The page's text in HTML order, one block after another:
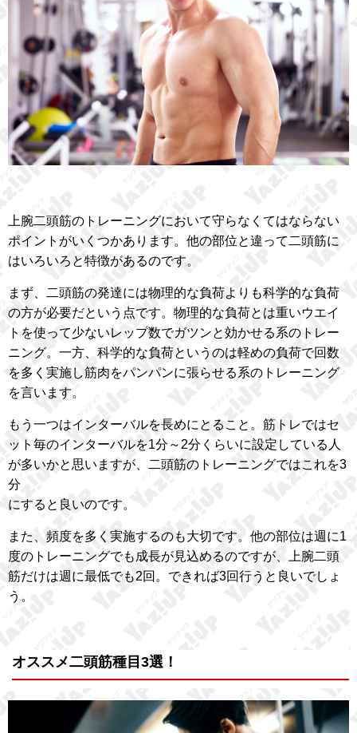
上腕二頭筋のトレーニングにおいて守らなくてはならない
ポイントがいくつかあります。他の部位と違って二頭筋に
はいろいろと特徴があるのです。
まず、二頭筋の発達には物理的な負荷よりも科学的な負荷
の方が必要だという点です。物理的な負荷とは重いウエイ
トを使って少ないレップ数でガツンと効かせる系のトレー
ニング。一方、科学的な負荷というのは軽めの負荷で回数
を多く実施し筋肉をパンパンに張らせる系のトレーニング
を言います。
もう一つはインターバルを長めにとること。筋トレではセ
ット毎のインターバルを1分～2分くらいに設定している人
が多いかと思いますが、二頭筋のトレーニングではこれを3
分
にすると良いのです。
また、頻度を多く実施するのも大切です。他の部位は週に1
度のトレーニングでも成長が見込めるのですが、上腕二頭
筋だけは週に最低でも2回。できれば3回行うと良いでしょ
う。
オススメ二頭筋種目3選！